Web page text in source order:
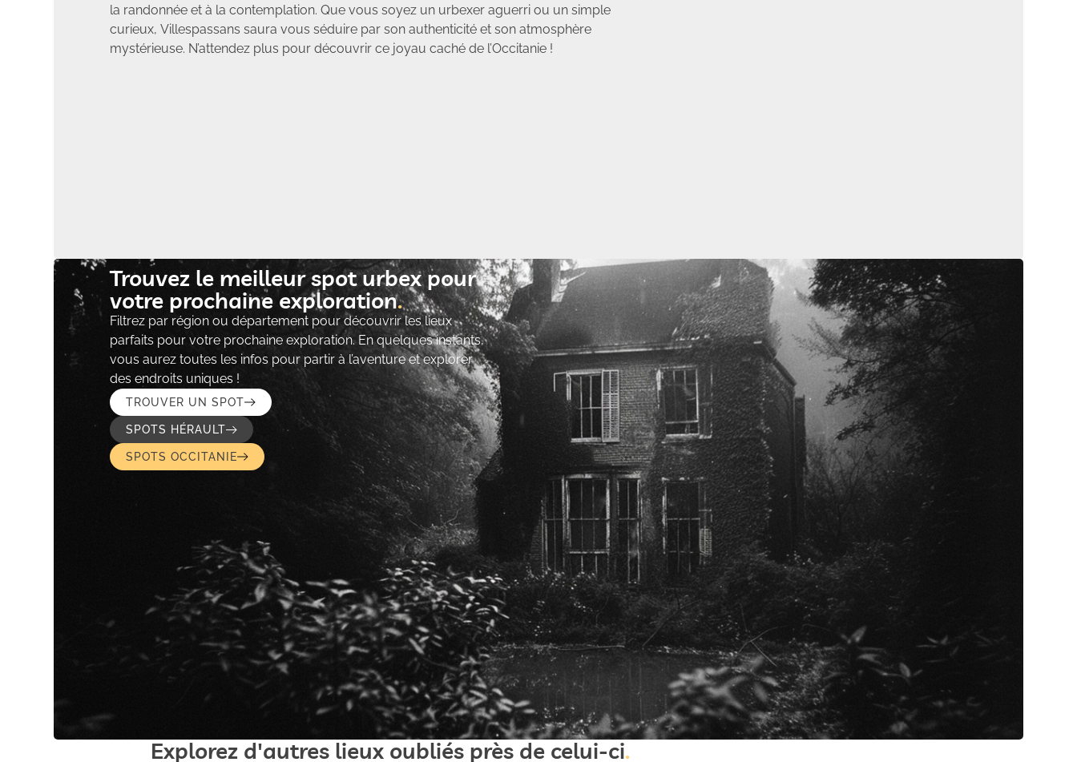
la randonnée et à la contemplation. Que vous soyez un urbexer aguerri ou un simple
curieux, Villespassans saura vous séduire par son authenticité et son atmosphère
mystérieuse. N’attendez plus pour découvrir ce joyau caché de l’Occitanie !
Trouvez le meilleur spot urbex pour
votre prochaine exploration​
Filtrez par région ou département pour découvrir les lieux
parfaits pour votre prochaine exploration. En quelques instants,
vous aurez toutes les infos pour partir à l’aventure et explorer
des endroits uniques !
TROUVER UN SPOT
SPOTS HÉRAULT
SPOTS OCCITANIE
Explorez d'autres lieux oubliés près de celui-ci